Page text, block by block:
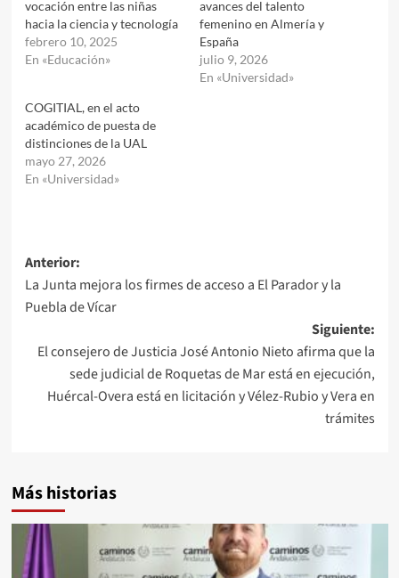
vocación entre las niñas
hacia la ciencia y tecnología
febrero 10, 2025
En «Educación»
avances del talento
femenino en Almería y
España
julio 9, 2026
En «Universidad»
COGITIAL, en el acto
académico de puesta de
distinciones de la UAL
mayo 27, 2026
En «Universidad»
Navegación
de
entradas
Anterior:
La Junta mejora los firmes de acceso a El Parador y la
Puebla de Vícar
Siguiente:
El consejero de Justicia José Antonio Nieto afirma que la
sede judicial de Roquetas de Mar está en ejecución,
Huércal-Overa está en licitación y Vélez-Rubio y Vera en
trámites
Más historias